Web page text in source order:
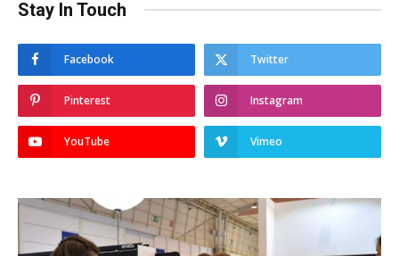
Stay In Touch
Facebook Twitter
Pinterest Instagram
YouTube Vimeo